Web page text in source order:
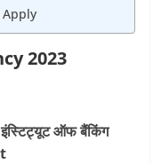
2023
इंस्टिट्यूट ऑफ बैंकिंग